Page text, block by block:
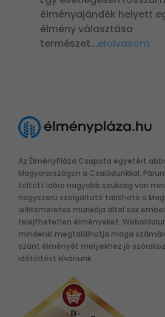
élményajándék helyett
élmény választása
természet...elolvasom
Az ÉlményPláza Csapata egyetért
Magyarországon a Családunkkal,
töltött időre nagyobb szükség van
nagyszerű szolgáltató található a
lelkiismeretes munkája által sok
felejthetetlen élményeket.
mindenki megtalálhatja maga
szánt élményét melyekhez jó
időtöltést kívánunk.